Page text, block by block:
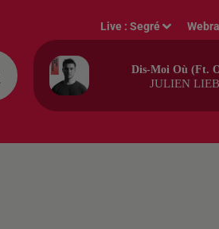
Live :Segré
Dis-Moi Où (ft.
JULIEN LIEB